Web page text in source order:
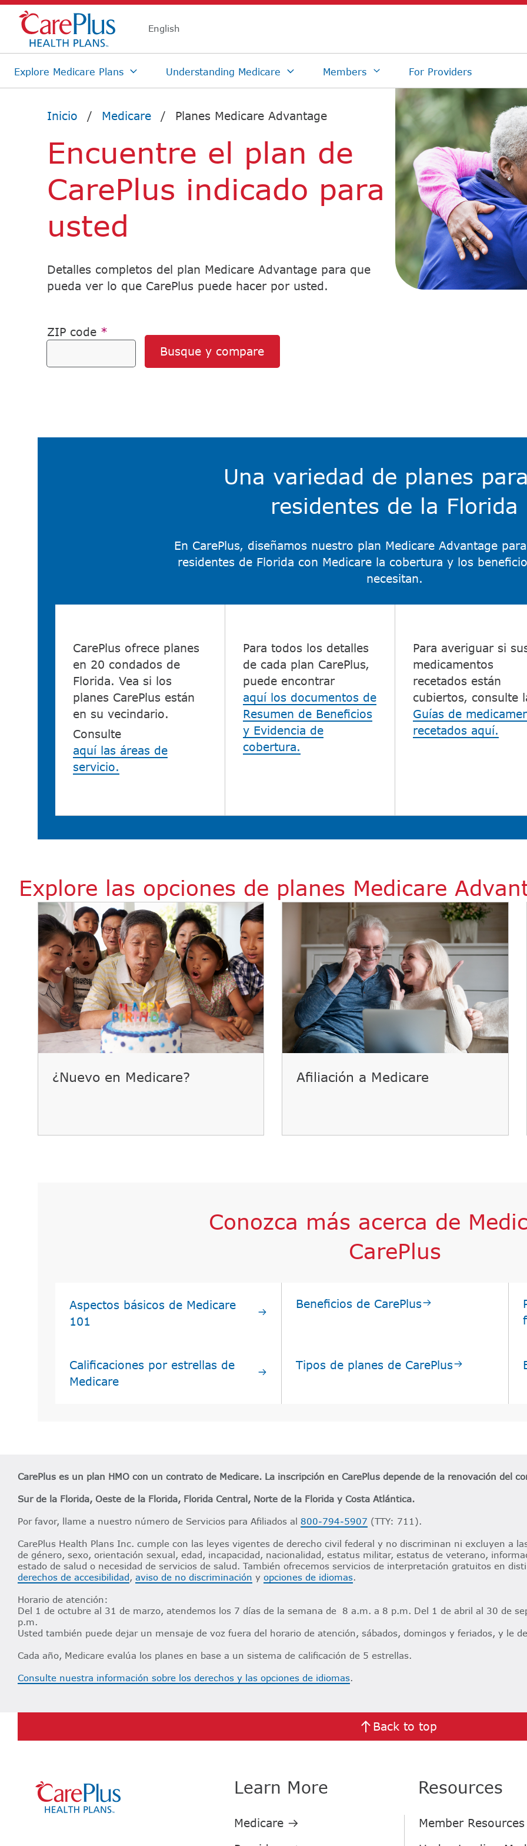
Skip Navigation
Inicio​​ /​​ Medicare​​ /​​ Planes Medicare Advantage​​
Encuentre el plan de
CarePlus indicado para
usted​​
Detalles completos del plan Medicare Advantage para que
pueda ver lo que CarePlus puede hacer por usted.​​
ZIP code *
Busque y compare​​
Una variedad de planes
residentes de la Florida​​
En CarePlus, diseñamos nuestro plan Medicare Advantage
residentes de Florida con Medicare la cobertura y los
necesitan.​​
CarePlus ofrece planes
en 20 condados de
Florida. Vea si los
planes CarePlus están
en su vecindario.​​
Consulte
aquí las áreas de
servicio.
Para todos los detalles
de cada plan CarePlus,
puede encontrar
aquí los documentos de
Resumen de Beneficios
y Evidencia de
cobertura.
Para averiguar si
medicamentos
recetados están
cubiertos, consulte
Guías de
recetados aquí.
Explore las opciones de planes Medicare
¿Nuevo en Medicare?​​ Afiliación a Medicare​​
Conozca más acerca de
CarePlus​​
Aspectos básicos de Medicare
101​​
Beneficios de CarePlus​​
Calificaciones por estrellas de
Medicare​​
Tipos de planes de CarePlus​​
CarePlus es un plan HMO con un contrato de Medicare. La inscripción en CarePlus depende de la renovación del
Sur de la Florida, Oeste de la Florida, Florida Central, Norte de la Florida y Costa Atlántica.​​
Por favor, llame a nuestro número de Servicios para Afiliados al 800-794-5907 (TTY: 711).​​
CarePlus Health Plans Inc. cumple con las leyes vigentes de derecho civil federal y no discriminan ni excluyen a
de género, sexo, orientación sexual, edad, incapacidad, nacionalidad, estatus militar, estatus de veterano,
estado de salud o necesidad de servicios de salud. También ofrecemos servicios de interpretación gratuitos en
derechos de accesibilidad
aviso de no discriminación y opciones de idiomas
Horario de atención:​​
Del 1 de octubre al 31 de marzo, atendemos los 7 días de la semana de 8 a.m. a 8 p.m. Del 1 de abril al 30 de
p.m.​​
Usted también puede dejar un mensaje de voz fuera del horario de atención, sábados, domingos y feriados, y le
Cada año, Medicare evalúa los planes en base a un sistema de calificación de 5 estrellas.​​
Consulte nuestra información sobre los derechos y las opciones de idiomas
Back to top
Learn More Resources